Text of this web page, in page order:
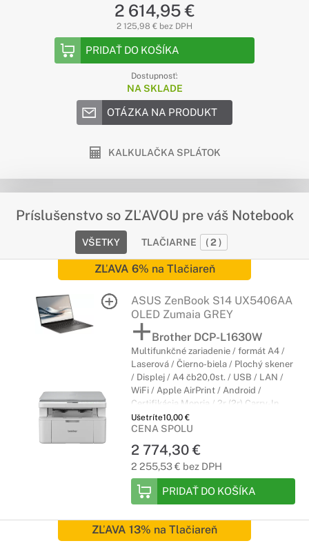
2 614,95 €
2 125,98 € bez DPH
PRIDAŤ DO KOŠÍKA
Dostupnosť:
NA SKLADE
OTÁZKA NA PRODUKT
KALKULAČKA SPLÁTOK
Príslušenstvo so ZĽAVOU pre váš Notebook
VŠETKY TLAČIARNE ( 2 )
ZĽAVA 6% na Tlačiareň
ASUS ZenBook S14 UX5406AA
OLED Zumaia GREY
Brother DCP-L1630W
Multifunkčné zariadenie / formát A4 /
Laserová / Čierno-biela / Plochý skener
/ Displej / A4 čb20,0st. / USB / LAN /
WiFi / Apple AirPrint / Android /
Certifikácia Mopria / 2r (2r) Carry-In
Ušetríte10,00 €
CENA SPOLU
2 774,30 €
2 255,53 € bez DPH
PRIDAŤ DO KOŠÍKA
ZĽAVA 13% na Tlačiareň